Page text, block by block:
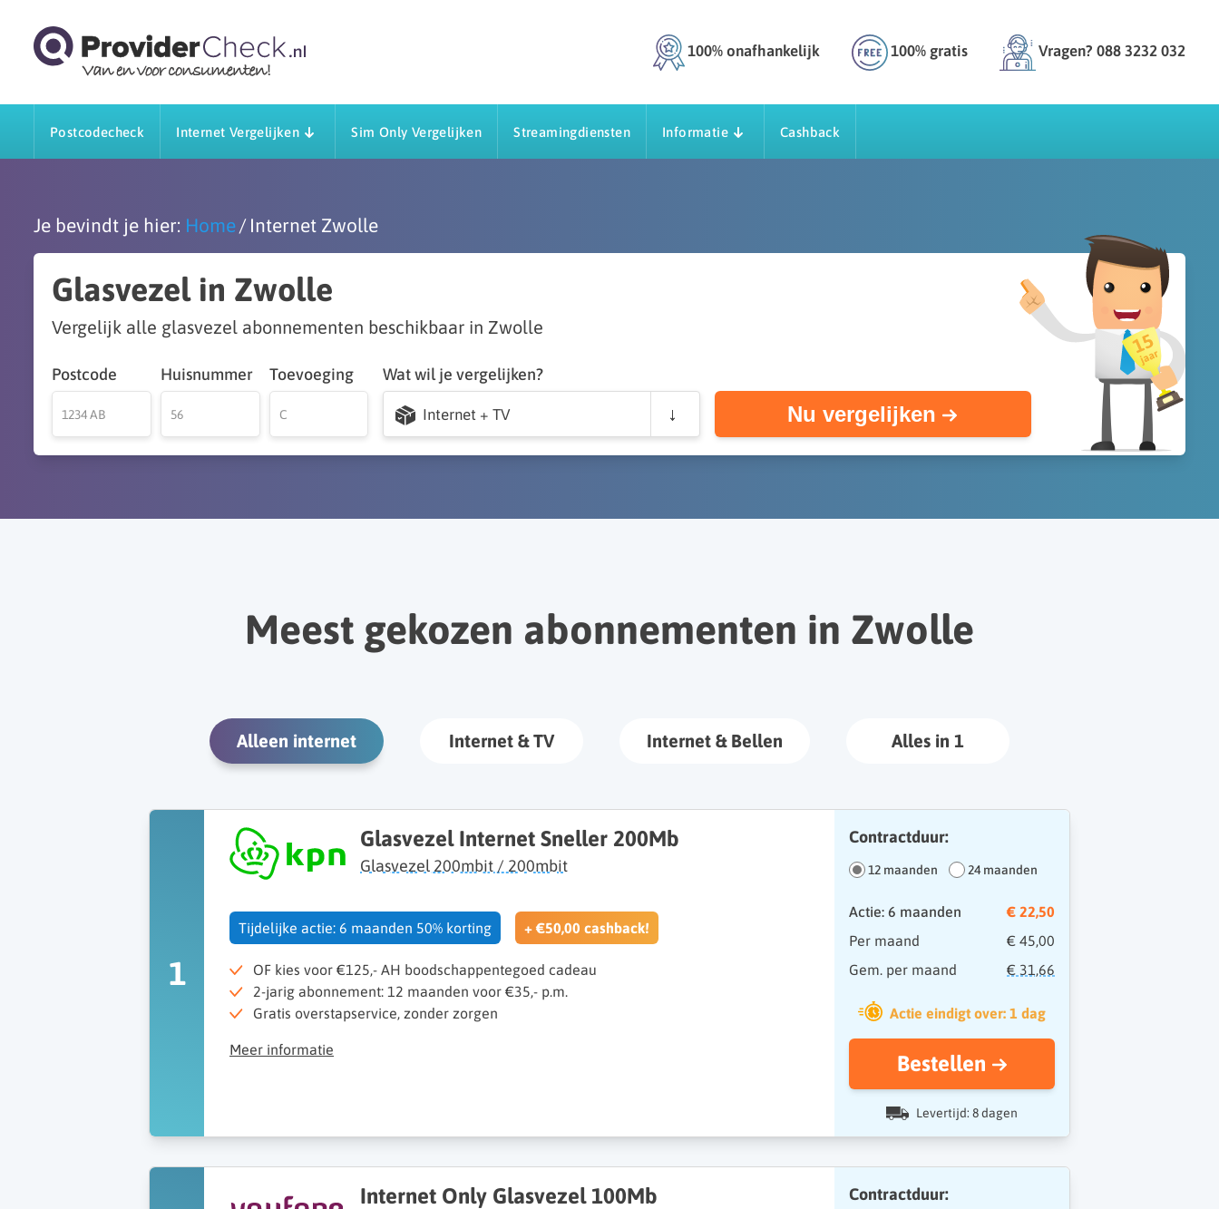
100% onafhankelijk 100% gratis Vragen? 088 3232 032
Postcodecheck Internet Vergelijken Sim Only Vergelijken Streamingdiensten Informatie Cashback
Je bevindt je hier: Home Internet Zwolle
Glasvezel in Zwolle
Vergelijk alle glasvezel abonnementen beschikbaar in Zwolle
Postcode Huisnummer Toevoeging Wat wil je vergelijken?
Internet + TV Nu vergelijken
Meest gekozen abonnementen in Zwolle
Alleen internet Internet & TV Internet & Bellen Alles in 1
1
Glasvezel Internet Sneller 200Mb
Glasvezel 200mbit / 200mbit
Tijdelijke actie: 6 maanden 50% korting + €50,00 cashback!
OF kies voor €125,- AH boodschappentegoed cadeau
2-jarig abonnement: 12 maanden voor €35,- p.m.
Gratis overstapservice, zonder zorgen
Meer informatie
Contractduur:
12 maanden 24 maanden
Actie: 6 maanden
€ 22,50
Per maand
€ 45,00
Gem. per maand
€ 31,66
Actie eindigt over: 1 dag
Bestellen
Levertijd: 8 dagen
Internet Only Glasvezel 100Mb Contractduur: